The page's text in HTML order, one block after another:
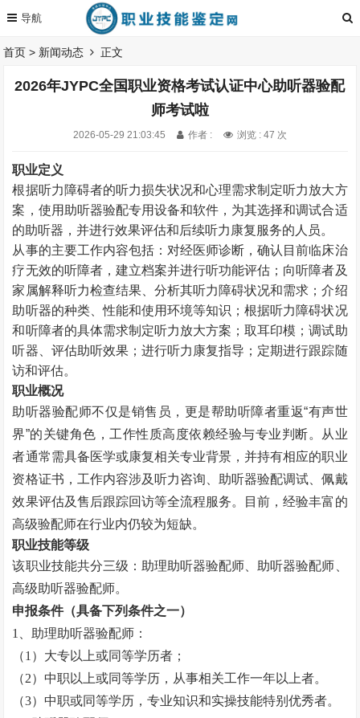
首页 > 新闻动态 正文
2026年JYPC全国职业资格考试认证中心助听器验配
师考试啦
2026-05-29 21:03:45 作者 : 浏览 : 47 次
职业定义
根据听力障碍者的听力损失状况和心理需求制定听力放大方
案，使用助听器验配专用设备和软件，为其选择和调试合适
的助听器，并进行效果评估和后续听力康复服务的人员。
从事的主要工作内容包括：对经医师诊断，确认目前临床治
疗无效的听障者，建立档案并进行听功能评估；向听障者及
家属解释听力检查结果、分析其听力障碍状况和需求；介绍
助听器的种类、性能和使用环境等知识；根据听力障碍状况
和听障者的具体需求制定听力放大方案；取耳印模；调试助
听器、评估助听效果；进行听力康复指导；定期进行跟踪随
访和评估。
职业概况
助听器验配师不仅是销售员，更是帮助听障者重返“有声世
界”的关键角色，工作性质高度依赖经验与专业判断。从业
者通常需具备医学或康复相关专业背景，并持有相应的职业
资格证书，工作内容涉及听力咨询、助听器验配调试、佩戴
效果评估及售后跟踪回访等全流程服务。目前，经验丰富的
高级验配师在行业内仍较为短缺。
职业技能等级
该职业技能共分三级：助理助听器验配师、助听器验配师、
高级助听器验配师。
申报条件（具备下列条件之一）
1
、助理助听器验配师：
（1 ）大专以上或同等学历者；
（2）中职以上或同等学历，从事相关工作一年以上者。
（3）中职或同等学历，专业知识和实操技能特别优秀者。